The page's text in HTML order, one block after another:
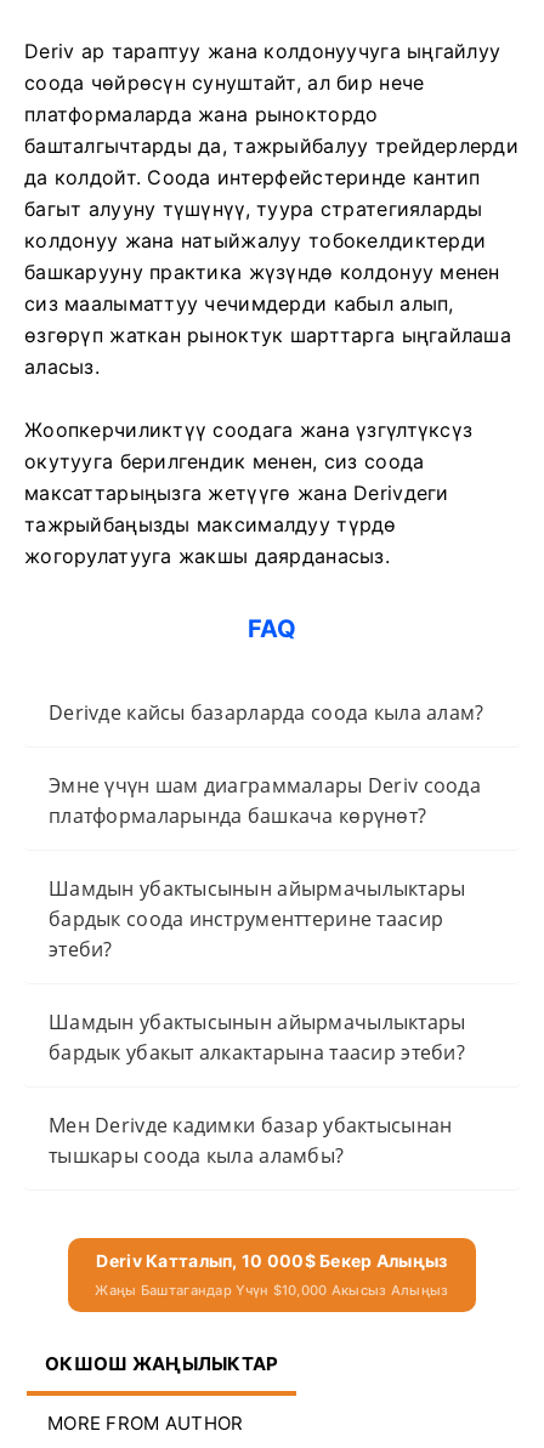
Deriv ар тараптуу жана колдонуучуга ыңгайлуу
соода чөйрөсүн сунуштайт, ал бир нече
платформаларда жана рыноктордо
башталгычтарды да, тажрыйбалуу трейдерлерди
да колдойт. Соода интерфейстеринде кантип
багыт алууну түшүнүү, туура стратегияларды
колдонуу жана натыйжалуу тобокелдиктерди
башкарууну практика жүзүндө колдонуу менен
сиз маалыматтуу чечимдерди кабыл алып,
өзгөрүп жаткан рыноктук шарттарга ыңгайлаша
аласыз.
Жоопкерчиликтүү соодага жана үзгүлтүксүз
окутууга берилгендик менен, сиз соода
максаттарыңызга жетүүгө жана Derivдеги
тажрыйбаңызды максималдуу түрдө
жогорулатууга жакшы даярданасыз.
FAQ
Derivде кайсы базарларда соода кыла алам?
Эмне үчүн шам диаграммалары Deriv соода
платформаларында башкача көрүнөт?
Шамдын убактысынын айырмачылыктары
бардык соода инструменттерине таасир
этеби?
Шамдын убактысынын айырмачылыктары
бардык убакыт алкактарына таасир этеби?
Мен Derivде кадимки базар убактысынан
тышкары соода кыла аламбы?
Deriv Катталып, 10 000$ Бекер Алыңыз
Жаңы Баштагандар Үчүн $10,000 Акысыз Алыңыз
ОКШОШ ЖАҢЫЛЫКТАР
MORE FROM AUTHOR